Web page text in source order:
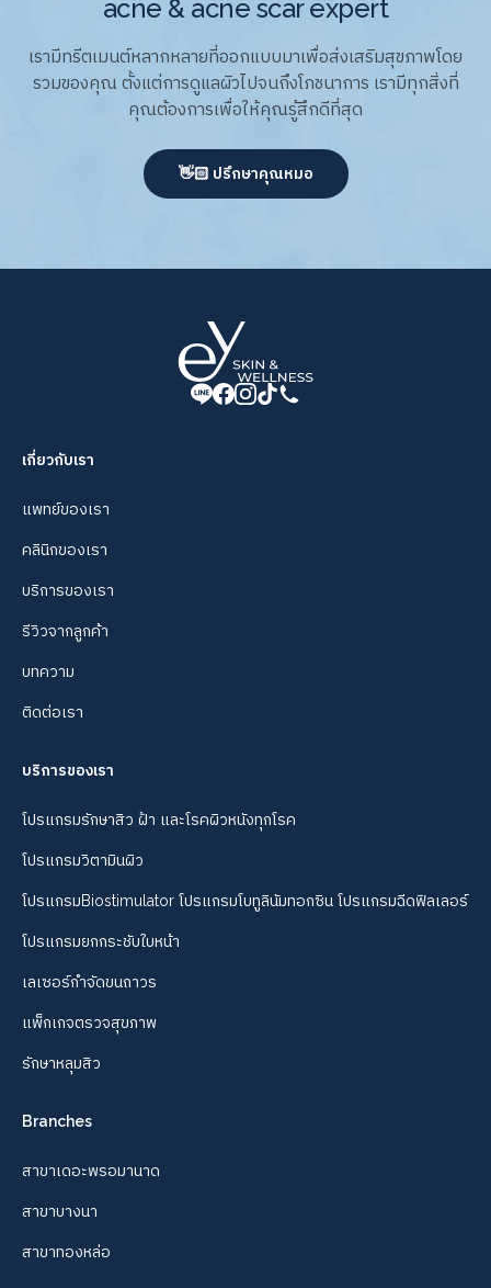
acne & acne scar expert
เรามีทรีตเมนต์หลากหลายที่ออกแบบมาเพื่อส่งเสริมสุขภาพโดย
รวมของคุณ ตั้งแต่การดูแลผิวไปจนถึงโภชนาการ เรามีทุกสิ่งที่
คุณต้องการเพื่อให้คุณรู้สึกดีที่สุด
👋🏻 ปรึกษาคุณหมอ
เกี่ยวกับเรา
แพทย์ของเรา
คลินิกของเรา
บริการของเรา
รีวิวจากลูกค้า
บทความ
ติดต่อเรา
บริการของเรา
โปรแกรมรักษาสิว ฝ้า และโรคผิวหนังทุกโรค
โปรแกรมวิตามินผิว
โปรแกรมBiostimulator โปรแกรมโบทูลินัมทอกซิน โปรแกรมฉีดฟิลเลอร์
โปรแกรมยกกระชับใบหน้า
เลเซอร์กำจัดขนถาวร
แพ็กเกจตรวจสุขภาพ
รักษาหลุมสิว
Branches
สาขาเดอะพรอมานาด
สาขาบางนา
สาขาทองหล่อ